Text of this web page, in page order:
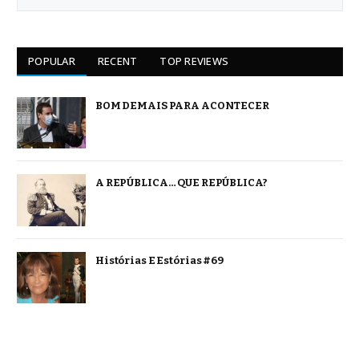
POPULAR RECENT TOP REVIEWS
BOM DEMAIS PARA ACONTECER
A REPÚBLICA… QUE REPÚBLICA?
Histórias E Estórias #69